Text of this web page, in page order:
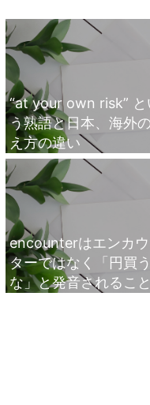
“at your own risk” と
う熟語と日本、海外
え方の違い
encounterはエンカ
ターではなく「円買う
な」と発音されるこ